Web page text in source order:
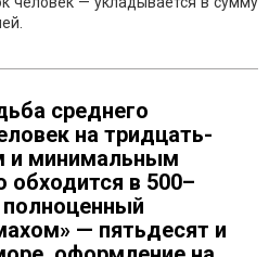
среднего
на тридцать-
и минимальным
в 500–
— пятьдесят и